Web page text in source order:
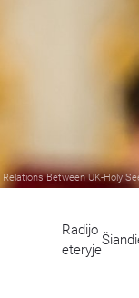
Between UK-Holy
Radijo
eteryje